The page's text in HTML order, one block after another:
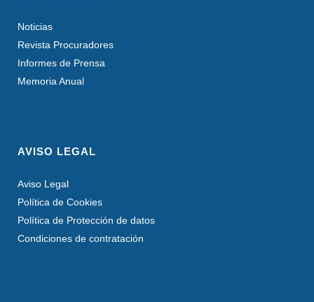
Noticias
Revista Procuradores
Informes de Prensa
Memoria Anual
AVISO LEGAL
Aviso Legal
Política de Cookies
Política de Protección de datos
Condiciones de contratación